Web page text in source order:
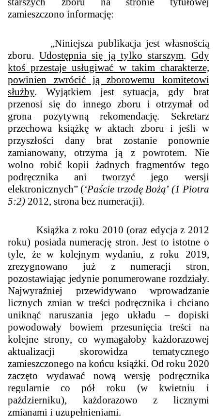
zamieszczono informację:
„Niniejsza publikacja jest własnością
zboru.Udostępnia się ją tylko starszym. Gdy
ktoś przestaje usługiwać w takim charakterze,
powinien zwrócić ją zborowemu komitetowi
służby. Wyjątkiem jest sytuacja, gdy brat
przenosi się do innego zboru i otrzymał od
grona pozytywną rekomendację. Sekretarz
przechowa książkę w aktach zboru i jeśli w
przyszłości dany brat zostanie ponownie
zamianowany, otrzyma ją z powrotem. Nie
wolno robić kopii żadnych fragmentów tego
podręcznika ani tworzyć jego wersji
elektronicznych” (‘Paście trzodę Bożą’ (1 Piotra
5:2) 2012, strona bez numeracji).
Książka z roku 2010 (oraz edycja z 2012
roku) posiada numerację stron. Jest to istotne o
tyle, że w kolejnym wydaniu, z roku 2019,
zrezygnowano już z numeracji stron,
pozostawiając jedynie ponumerowane rozdziały.
Najwyraźniej przewidywano wprowadzanie
licznych zmian w treści podręcznika i chciano
uniknąć naruszania jego układu – dopiski
powodowały bowiem przesunięcia treści na
kolejne strony, co wymagałoby każdorazowej
aktualizacji skorowidza tematycznego
zamieszczonego na końcu książki. Od roku 2020
zaczęto wydawać nową wersję podręcznika
regularnie co pół roku (w kwietniu i
październiku), każdorazowo z licznymi
zmianami i uzupełnieniami.